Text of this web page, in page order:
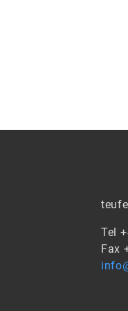
Tel
Fax